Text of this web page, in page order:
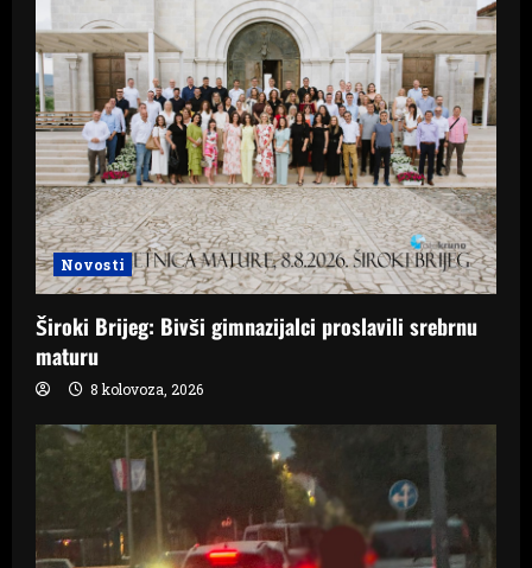
Novosti
Široki Brijeg: Bivši gimnazijalci proslavili srebrnu
maturu
8 kolovoza, 2026